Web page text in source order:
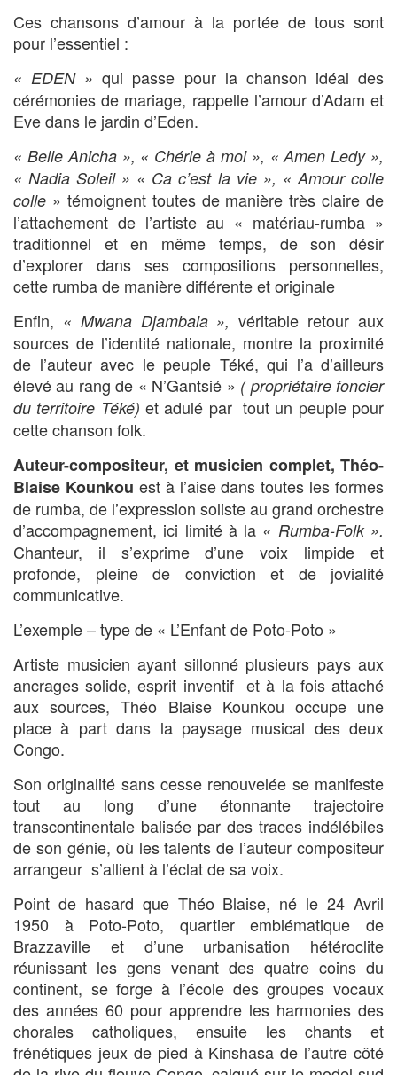
Ces chansons d’amour à la portée de tous sont
pour l’essentiel :
« EDEN »qui passe pour la chanson idéal des
cérémonies de mariage, rappelle l’amour d’Adam et
Eve dans le jardin d’Eden.
« Belle Anicha », « Chérie à moi », « Amen Ledy »,
« Nadia Soleil » « Ca c’est la vie », « Amour colle
colle » témoignent toutes de manière très claire de
l’attachement de l’artiste au « matériau-rumba »
traditionnel et en même temps, de son désir
d’explorer dans ses compositions personnelles,
cette rumba de manière différente et originale
Enfin, « Mwana Djambala », véritable retour aux
sources de l’identité nationale, montre la proximité
de l’auteur avec le peuple Téké, qui l’a d’ailleurs
élevé au rang de « N’Gantsié » ( propriétaire foncier
du territoire Téké) et adulé par tout un peuple pour
cette chanson folk.
Auteur-compositeur, et musicien complet, Théo-
Blaise Kounkou est à l’aise dans toutes les formes
de rumba, de l’expression soliste au grand orchestre
d’accompagnement, ici limité à la « Rumba-Folk ».
Chanteur, il s’exprime d’une voix limpide et
profonde, pleine de conviction et de jovialité
communicative.
L’exemple – type de « L’Enfant de Poto-Poto »
Artiste musicien ayant sillonné plusieurs pays aux
ancrages solide, esprit inventif et à la fois attaché
aux sources, Théo Blaise Kounkou occupe une
place à part dans la paysage musical des deux
Congo.
Son originalité sans cesse renouvelée se manifeste
tout au long d’une étonnante trajectoire
transcontinentale balisée par des traces indélébiles
de son génie, où les talents de l’auteur compositeur
arrangeur s’allient à l’éclat de sa voix.
Point de hasard que Théo Blaise, né le 24 Avril
1950 à Poto-Poto, quartier emblématique de
Brazzaville et d’une urbanisation hétéroclite
réunissant les gens venant des quatre coins du
continent, se forge à l’école des groupes vocaux
des années 60 pour apprendre les harmonies des
chorales catholiques, ensuite les chants et
frénétiques jeux de pied à Kinshasa de l’autre côté